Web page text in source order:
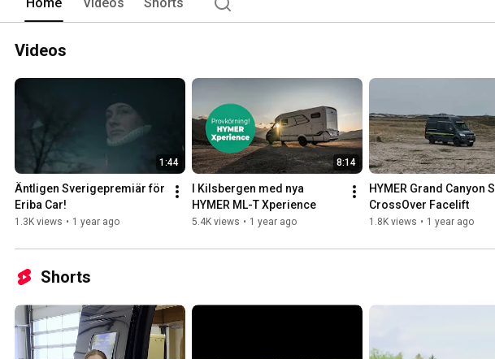
Videos
1:44
Äntligen Sverigepremiär för
Eriba Car!
1.3K views • 1 year ago
8:14
I Kilsbergen med nya
HYMER ML-T Xperience
5.4K views • 1 year ago
HYMER Grand Canyon S
CrossOver Facelift
1.8K views • 1 year ago
Shorts